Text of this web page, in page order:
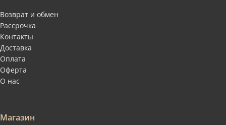
Возврат и обмен
Рассрочка
Контакты
Доставка
Оплата
Оферта
О нас
Магазин